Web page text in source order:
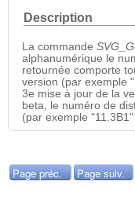
Description
La commande
alphanumérique le
retournée comporte
version (par exemple
3e mise à jour de la
beta, le numéro de
(par exemple
Page préc. Page suiv.